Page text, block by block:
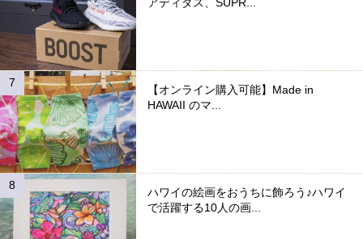
【オンライン購入可能】Made in
HAWAII のマ...
ハワイの絵画をおうちに飾ろう♪ハワイ
で活躍する10人の画...